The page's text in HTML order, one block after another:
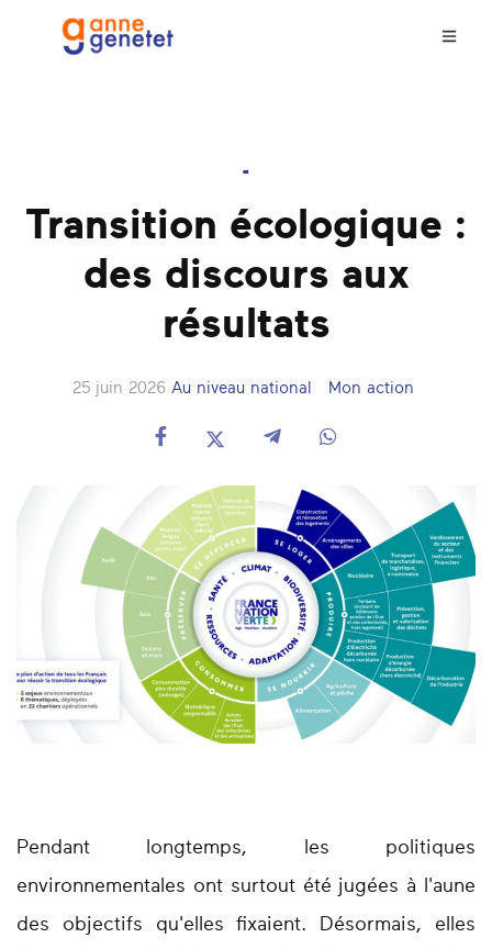
-
Transition écologique :
des discours aux
résultats
25 juin 2026 Au niveau national Mon action
Pendant longtemps, les politiques
environnementales ont surtout été jugées à l'aune
des objectifs qu'elles fixaient. Désormais, elles